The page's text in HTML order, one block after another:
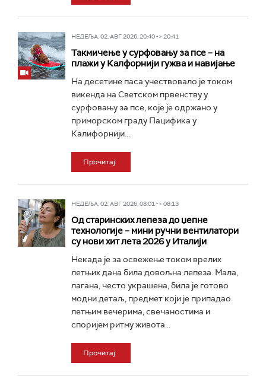
НЕДЕЉА, 02. АВГ 2026, 20:40 -> 20:41
Такмичење у сурфовању за псе – на
плажи у Калфорнији гужва и навијање
На десетине паса учествовало је током
викенда на Светском првенству у
сурфовању за псе, које је одржано у
приморском граду Пацифика у
Калифорнији...
Прочитај
НЕДЕЉА, 02. АВГ 2026, 08:01 -> 08:13
Од старинских лепеза до џепне
технологије – мини ручни вентилатори
су нови хит лета 2026 у Италији
Некада је за освежење током врелих
летњих дана била довољна лепеза. Мала,
лагана, често украшена, била је готово
модни детаљ, предмет који је припадао
летњим вечерима, свечаностима и
споријем ритму живота...
Прочитај